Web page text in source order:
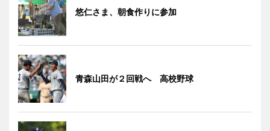
悠仁さま、朝食作りに参加
青森山田が２回戦へ 高校野球